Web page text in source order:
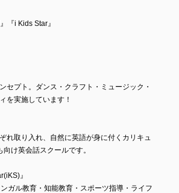
『i Kids Star』
セプト。ダンス・クラフト・ミュージック・
を実施しています！
れ取り入れ、自然に英語が身に付くカリキュ
け英会話スクールです。
』
ガル教育・知能教育・スポーツ指導・ライフ